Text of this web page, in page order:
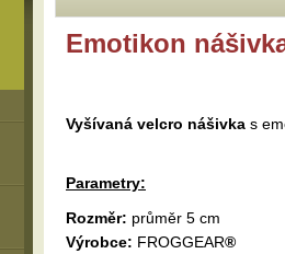
Emotikon
Vyšívaná velcro nášivka s
Parametry:
Rozměr: průměr 5 cm
Výrobce: FROGGEAR®